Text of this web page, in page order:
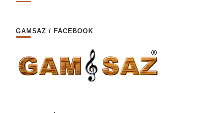
GAMSAZ / FACEBOOK